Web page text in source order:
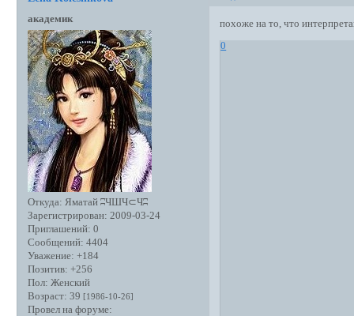
академик
Откуда: Яматай ʭЧШЧ⊂Чʭ
Зарегистрирован: 2009-03-24
Приглашений: 0
Сообщений: 4404
Уважение: +184
Позитив: +256
Пол: Женский
Возраст: 39 [1986-10-26]
Провел на форуме:
похоже на то, что
0